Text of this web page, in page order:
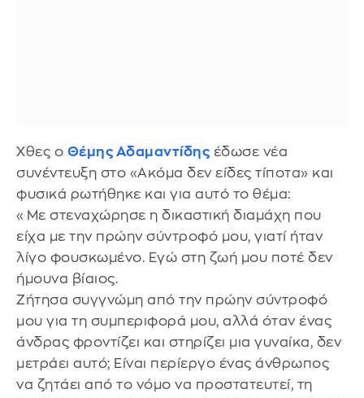
Χθες ο Θέμης Αδαμαντίδης έδωσε νέα
συνέντευξη στο «Ακόμα δεν είδες τίποτα» και
φυσικά ρωτήθηκε και για αυτό το θέμα:
«Με στεναχώρησε η δικαστική διαμάχη που
είχα με την πρώην σύντροφό μου, γιατί ήταν
λίγο φουσκωμένο. Εγώ στη ζωή μου ποτέ δεν
ήμουνα βίαιος.
Ζήτησα συγγνώμη από την πρώην σύντροφό
μου για τη συμπεριφορά μου, αλλά όταν ένας
άνδρας φροντίζει και στηρίζει μια γυναίκα, δεν
μετράει αυτό; Είναι περίεργο ένας άνθρωπος
να ζητάει από το νόμο να προστατευτεί, τη